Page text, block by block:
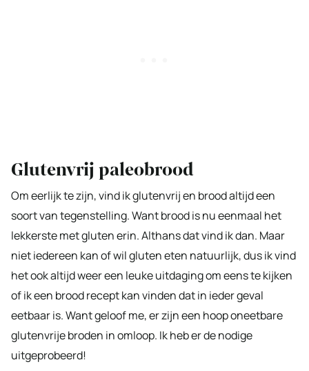
Glutenvrij paleobrood
Om eerlijk te zijn, vind ik glutenvrij en brood altijd een
soort van tegenstelling. Want brood is nu eenmaal het
lekkerste met gluten erin. Althans dat vind ik dan. Maar
niet iedereen kan of wil gluten eten natuurlijk, dus ik vind
het ook altijd weer een leuke uitdaging om eens te kijken
of ik een brood recept kan vinden dat in ieder geval
eetbaar is. Want geloof me, er zijn een hoop oneetbare
glutenvrije broden in omloop. Ik heb er de nodige
uitgeprobeerd!